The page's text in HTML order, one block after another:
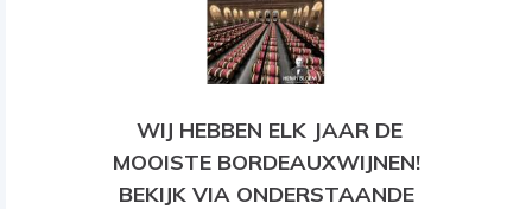
WIJ HEBBEN ELK JAAR DE
MOOISTE BORDEAUXWIJNEN!
BEKIJK VIA ONDERSTAANDE